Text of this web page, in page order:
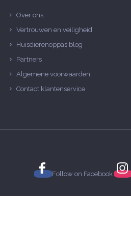
Over ons
Vertrouwen en veiligheid
Huisdierenoppas blog
Partners
Algemene voorwaarden
Contact klantenservice
Follow on Facebook